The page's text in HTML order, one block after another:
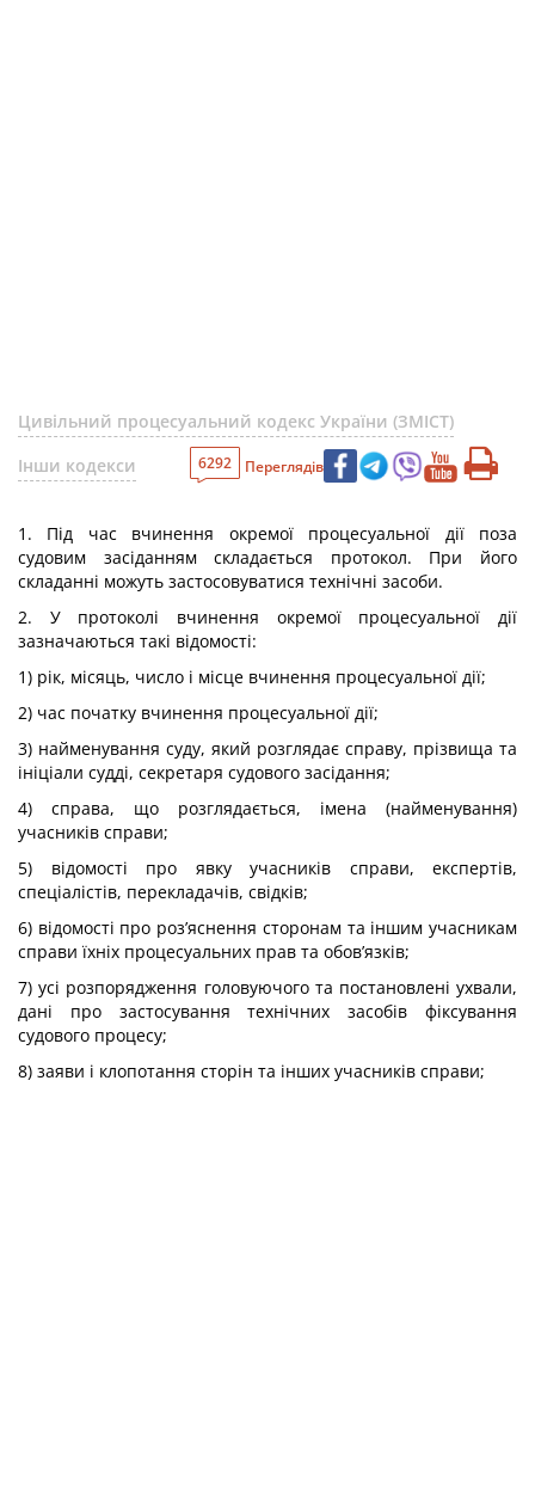
Цивільний процесуальний кодекс України (ЗМІСТ)
Інши кодекси
6292 Переглядів
1. Під час вчинення окремої процесуальної дії поза
судовим засіданням складається протокол. При його
складанні можуть застосовуватися технічні засоби.
2. У протоколі вчинення окремої процесуальної дії
зазначаються такі відомості:
1) рік, місяць, число і місце вчинення процесуальної дії;
2) час початку вчинення процесуальної дії;
3) найменування суду, який розглядає справу, прізвища та
ініціали судді, секретаря судового засідання;
4) справа, що розглядається, імена (найменування)
учасників справи;
5) відомості про явку учасників справи, експертів,
спеціалістів, перекладачів, свідків;
6) відомості про роз’яснення сторонам та іншим учасникам
справи їхніх процесуальних прав та обов’язків;
7) усі розпорядження головуючого та постановлені ухвали,
дані про застосування технічних засобів фіксування
судового процесу;
8) заяви і клопотання сторін та інших учасників справи;